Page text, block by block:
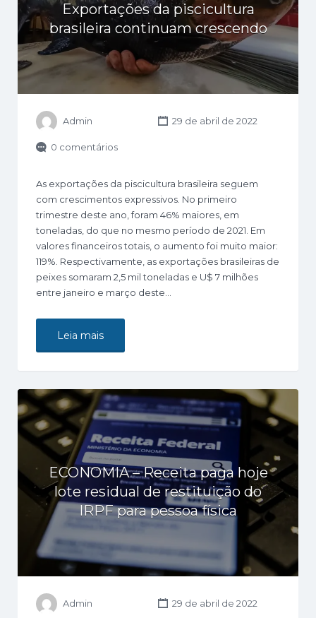
Exportações da piscicultura
brasileira continuam crescendo
Admin 29 de abril de 2022
0 comentários
As exportações da piscicultura brasileira seguem
com crescimentos expressivos. No primeiro
trimestre deste ano, foram 46% maiores, em
toneladas, do que no mesmo período de 2021. Em
valores financeiros totais, o aumento foi muito maior:
119%. Respectivamente, as exportações brasileiras de
peixes somaram 2,5 mil toneladas e U$ 7 milhões
entre janeiro e março deste…
Leia mais
ECONOMIA – Receita paga hoje
lote residual de restituição do
IRPF para pessoa física
Admin 29 de abril de 2022